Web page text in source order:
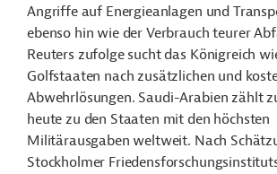
Angriffe auf Energieanlagen und
ebenso hin wie der Verbrauch teurer
Reuters zufolge sucht das Königreich
Golfstaaten nach zusätzlichen und
Abwehrlösungen. Saudi-Arabien zählt
heute zu den Staaten mit den höchsten
Militärausgaben weltweit. Nach
Stockholmer